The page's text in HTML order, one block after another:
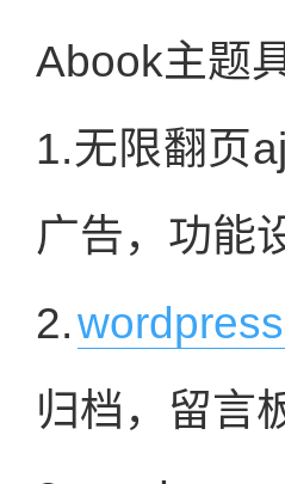
Abook主题
1.无限翻页
广告，功能
2.
归档，留言